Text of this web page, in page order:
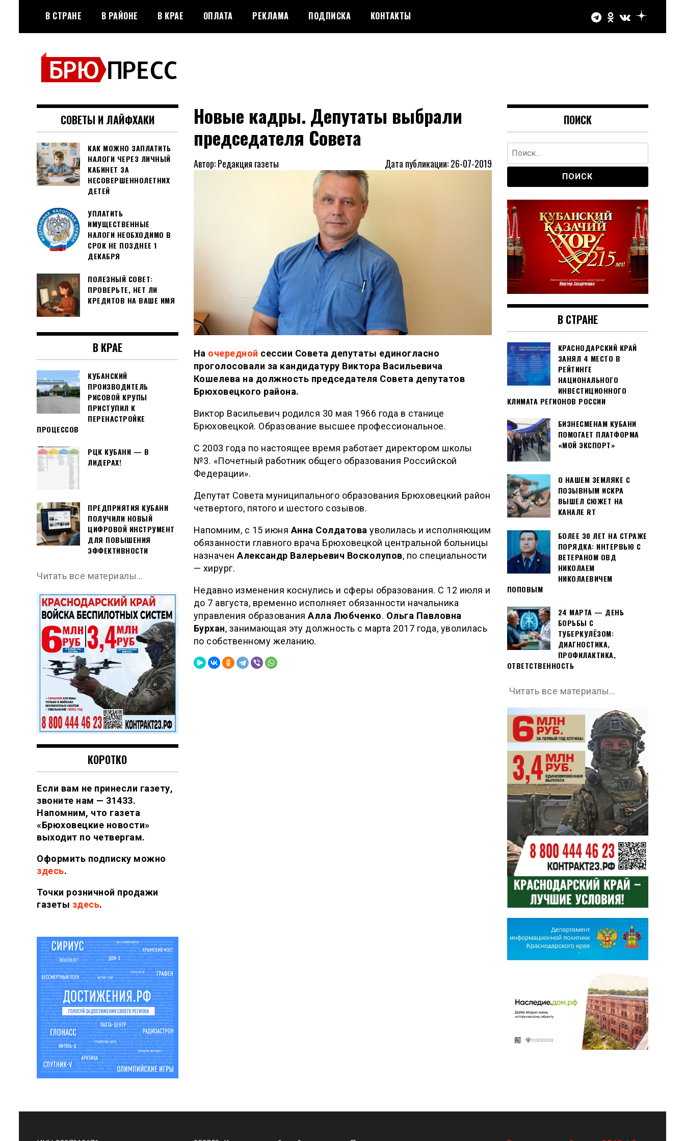
содержимому
В СТРАНЕ В РАЙОНЕ В КРАЕ ОПЛАТА РЕКЛАМА ПОДПИСКА КОНТАКТЫ
БРЮПРЕСС
Официальный сайт газеты
"Брюховецкие новости"
Новые кадры. Депутаты выбрали
председателя Совета
Автор: Редакция газеты Дата публикации: 26-07-2019
На очередной сессии Совета депутаты единогласно
проголосовали за кандидатуру Виктора Васильевича
Кошелева на должность председателя Совета депутатов
Брюховецкого района.
Виктор Васильевич родился 30 мая 1966 года в станице
Брюховецкой. Образование высшее профессиональное.
С 2003 года по настоящее время работает директором школы
№3. «Почетный работник общего образования Российской
Федерации».
Депутат Совета муниципального образования Брюховецкий район
четвертого, пятого и шестого созывов.
Напомним, с 15 июня Анна Солдатова уволилась и исполняющим
обязанности главного врача Брюховецкой центральной больницы
назначен Александр Валерьевич Восколупов, по специальности
— хирург.
Недавно изменения коснулись и сферы образования. С 12 июля и
до 7 августа, временно исполняет обязанности начальника
управления образования Алла Любченко. Ольга Павловна
Бурхан, занимающая эту должность с марта 2017 года, уволилась
по собственному желанию.
СОВЕТЫ И ЛАЙФХАКИ
КАК МОЖНО ЗАПЛАТИТЬ
НАЛОГИ ЧЕРЕЗ ЛИЧНЫЙ
КАБИНЕТ ЗА
НЕСОВЕРШЕННОЛЕТНИХ
ДЕТЕЙ
УПЛАТИТЬ
ИМУЩЕСТВЕННЫЕ
НАЛОГИ НЕОБХОДИМО В
СРОК НЕ ПОЗДНЕЕ 1
ДЕКАБРЯ
ПОЛЕЗНЫЙ СОВЕТ:
ПРОВЕРЬТЕ, НЕТ ЛИ
КРЕДИТОВ НА ВАШЕ ИМЯ
В КРАЕ
КУБАНСКИЙ
ПРОИЗВОДИТЕЛЬ
РИСОВОЙ КРУПЫ
ПРИСТУПИЛ К
ПЕРЕНАСТРОЙКЕ
ПРОЦЕССОВ
РЦК КУБАНИ — В
ЛИДЕРАХ!
ПРЕДПРИЯТИЯ КУБАНИ
ПОЛУЧИЛИ НОВЫЙ
ЦИФРОВОЙ ИНСТРУМЕНТ
ДЛЯ ПОВЫШЕНИЯ
ЭФФЕКТИВНОСТИ
Читать все материалы…
КОРОТКО
Если вам не принесли газету,
звоните нам — 31433.
Напомним, что газета
«Брюховецкие новости»
выходит по четвергам.
Оформить подписку можно
здесь.
Точки розничной продажи
газеты здесь.
ПОИСК
Найти:
В СТРАНЕ
КРАСНОДАРСКИЙ КРАЙ
ЗАНЯЛ 4 МЕСТО В
РЕЙТИНГЕ
НАЦИОНАЛЬНОГО
ИНВЕСТИЦИОННОГО
КЛИМАТА РЕГИОНОВ РОССИИ
БИЗНЕСМЕНАМ КУБАНИ
ПОМОГАЕТ ПЛАТФОРМА
«МОЙ ЭКСПОРТ»
О НАШЕМ ЗЕМЛЯКЕ С
ПОЗЫВНЫМ ИСКРА
ВЫШЕЛ СЮЖЕТ НА
КАНАЛЕ RT
БОЛЕЕ 30 ЛЕТ НА СТРАЖЕ
ПОРЯДКА: ИНТЕРВЬЮ С
ВЕТЕРАНОМ ОВД
НИКОЛАЕМ
НИКОЛАЕВИЧЕМ
ПОПОВЫМ
24 МАРТА — ДЕНЬ
БОРЬБЫ С
ТУБЕРКУЛЁЗОМ:
ДИАГНОСТИКА,
ПРОФИЛАКТИКА,
ОТВЕТСТВЕННОСТЬ
Читать все материалы…